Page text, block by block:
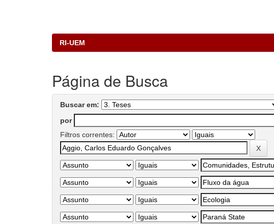
RI-UEM
Página de Busca
Buscar em:
por
Filtros correntes: